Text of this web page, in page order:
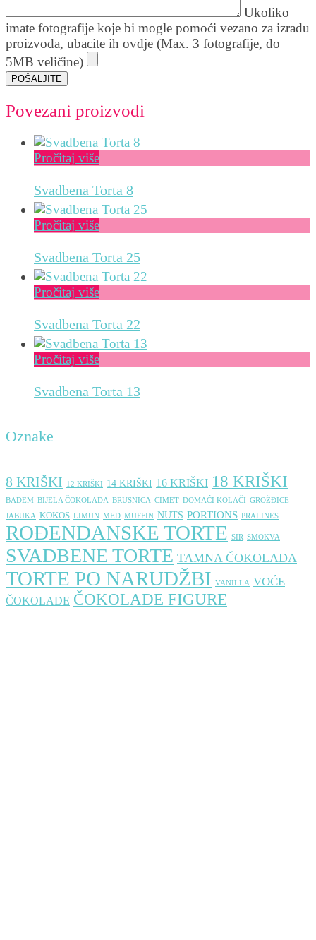
Ukoliko
imate fotografije koje bi mogle pomoći vezano za izradu
proizvoda, ubacite ih ovdje (Max. 3 fotografije, do
5MB veličine)
Povezani proizvodi
Pročitaj više
Svadbena Torta 8
Pročitaj više
Svadbena Torta 25
Pročitaj više
Svadbena Torta 22
Pročitaj više
Svadbena Torta 13
Oznake
8 KRIŠKI 12 KRIŠKI 14 KRIŠKI 16 KRIŠKI 18 KRIŠKI
BADEM BIJELA ČOKOLADA BRUSNICA CIMET DOMAĆI KOLAČI GROŽÐICE
JABUKA KOKOS LIMUN MED MUFFIN NUTS PORTIONS PRALINES
ROĐENDANSKE TORTE SIR SMOKVA
SVADBENE TORTE TAMNA ČOKOLADA
TORTE PO NARUDŽBI VANILLA VOĆE
ČOKOLADE ČOKOLADE FIGURE